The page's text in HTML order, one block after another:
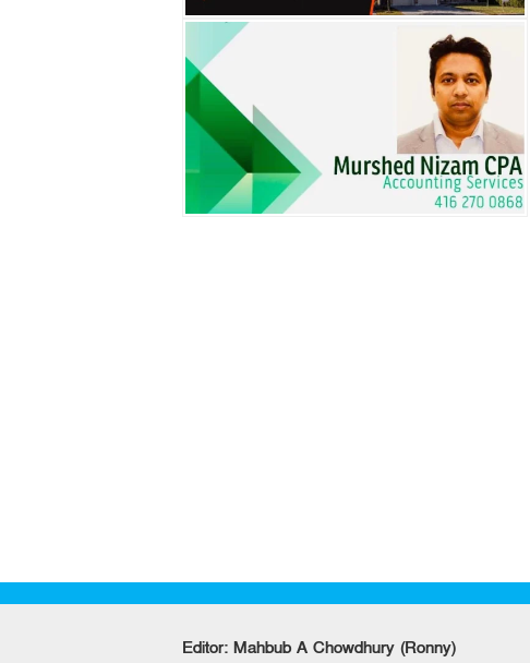
Editor: Mahbub A Chowdhury (Ronny)